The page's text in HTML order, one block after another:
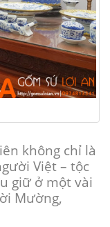
không chỉ là
Việt – tộc
giữ ở một vài
Mường,